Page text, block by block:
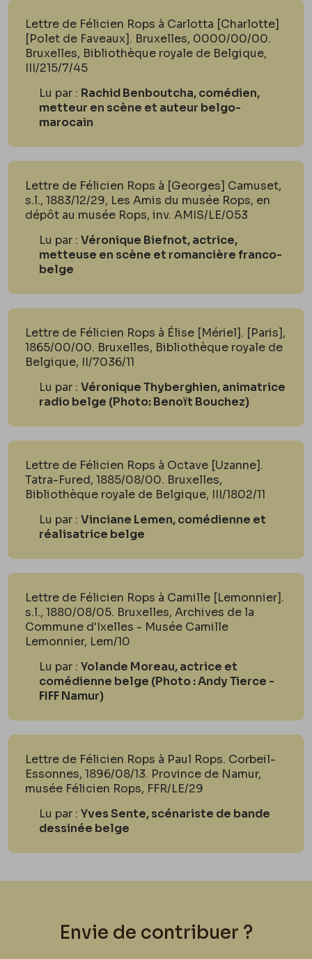
Lettre de Félicien Rops à Carlotta [Charlotte]
[Polet de Faveaux]. Bruxelles, 0000/00/00.
Bruxelles, Bibliothèque royale de Belgique,
III/215/7/45
Lu par : Rachid Benboutcha, comédien,
metteur en scène et auteur belgo-
marocain
Lettre de Félicien Rops à [Georges] Camuset,
s.l., 1883/12/29, Les Amis du musée Rops, en
dépôt au musée Rops, inv. AMIS/LE/053
Lu par :Véronique Biefnot, actrice,
metteuse en scène et romancière franco-
belge
Lettre de Félicien Rops à Élise [Mériel]. [Paris],
1865/00/00. Bruxelles, Bibliothèque royale de
Belgique, II/7036/11
Lu par :Véronique Thyberghien, animatrice
radio belge (Photo: Benoït Bouchez)
Lettre de Félicien Rops à Octave [Uzanne].
Tatra-Fured, 1885/08/00. Bruxelles,
Bibliothèque royale de Belgique, III/1802/11
Lu par :Vinciane Lemen, comédienne et
réalisatrice belge
Lettre de Félicien Rops à Camille [Lemonnier].
s.l., 1880/08/05. Bruxelles, Archives de la
Commune d'Ixelles - Musée Camille
Lemonnier, Lem/10
Lu par :Yolande Moreau, actrice et
comédienne belge (Photo : Andy Tierce -
FIFF Namur)
Lettre de Félicien Rops à Paul Rops. Corbeil-
Essonnes, 1896/08/13. Province de Namur,
musée Félicien Rops, FFR/LE/29
Lu par :Yves Sente, scénariste de bande
dessinée belge
Envie de contribuer ?